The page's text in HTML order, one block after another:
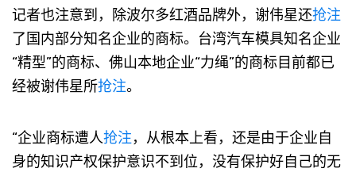
记者也注意到，除波尔多红酒品牌外，谢伟星还抢注
了国内部分知名企业的商标。台湾汽车模具知名企业
“精型”的商标、佛山本地企业“力绳”的商标目前都已
经被谢伟星所抢注。
“企业商标遭人抢注，从根本上看，还是由于企业自
身的知识产权保护意识不到位，没有保护好自己的无